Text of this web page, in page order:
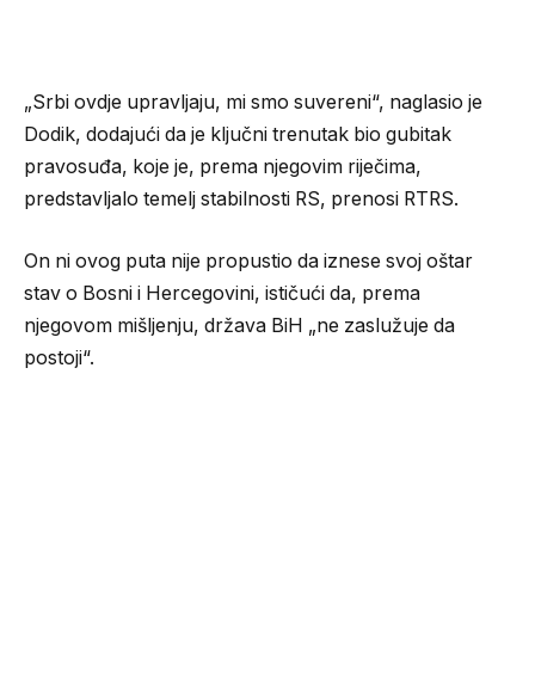
„Srbi ovdje upravljaju, mi smo suvereni“, naglasio je
Dodik, dodajući da je ključni trenutak bio gubitak
pravosuđa, koje je, prema njegovim riječima,
predstavljalo temelj stabilnosti RS, prenosi RTRS.
On ni ovog puta nije propustio da iznese svoj oštar
stav o Bosni i Hercegovini, ističući da, prema
njegovom mišljenju, država BiH „ne zaslužuje da
postoji“.